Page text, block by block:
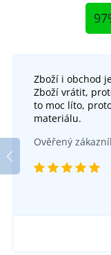
Zboží i obchod
Zboží vrátit,
to moc líto,
materiálu.
Ověřený